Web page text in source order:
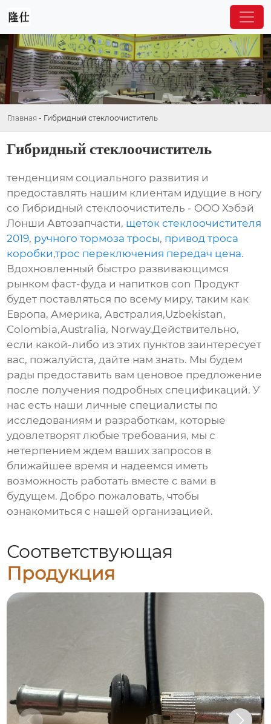
Главная - Гибридный стеклоочиститель
Гибридный стеклоочиститель
тенденциям социального развития и
предоставлять нашим клиентам идущие в ногу
со Гибридный стеклоочиститель - ООО Хэбэй
Лонши Автозапчасти, щеток стеклоочистителя
2019, ручного тормоза тросы, привод троса
коробки,трос переключения передач цена.
Вдохновленный быстро развивающимся
рынком фаст-фуда и напитков con Продукт
будет поставляться по всему миру, таким как
Европа, Америка, Австралия,Uzbekistan,
Colombia,Australia, Norway.Действительно,
если какой-либо из этих пунктов заинтересует
вас, пожалуйста, дайте нам знать. Мы будем
рады предоставить вам ценовое предложение
после получения подробных спецификаций. У
нас есть наши личные специалисты по
исследованиям и разработкам, которые
удовлетворят любые требования, мы с
нетерпением ждем ваших запросов в
ближайшее время и надеемся иметь
возможность работать вместе с вами в
будущем. Добро пожаловать, чтобы
ознакомиться с нашей организацией.
Соответствующая
Продукция